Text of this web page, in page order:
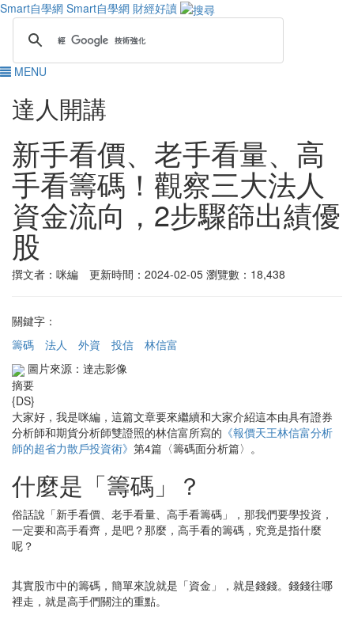
Smart自學網 Smart自學網 財經好讀
MENU
達人開講
新手看價、老手看量、高
手看籌碼！觀察三大法人
資金流向，2步驟篩出績優
股
撰文者：咪編 更新時間：2024-02-05 瀏覽數：18,438
關鍵字：
籌碼
法人 外資 投信
林信富
圖片來源：達志影像
摘要
{DS}
大家好，我是咪編，這篇文章要來繼續和大家介紹這本由具有證券
分析師和期貨分析師雙證照的林信富所寫的 《報價天王林信富分析
師的超省力散戶投資術》 第4篇〈籌碼面分析篇〉。
什麼是「籌碼」？
俗話說「新手看價、老手看量、高手看籌碼」，那我們要學投資，
一定要和高手看齊，是吧？那麼，高手看的籌碼，究竟是指什麼
呢？
其實股市中的籌碼，簡單來說就是「資金」，就是錢錢。錢錢往哪
裡走，就是高手們關注的重點。